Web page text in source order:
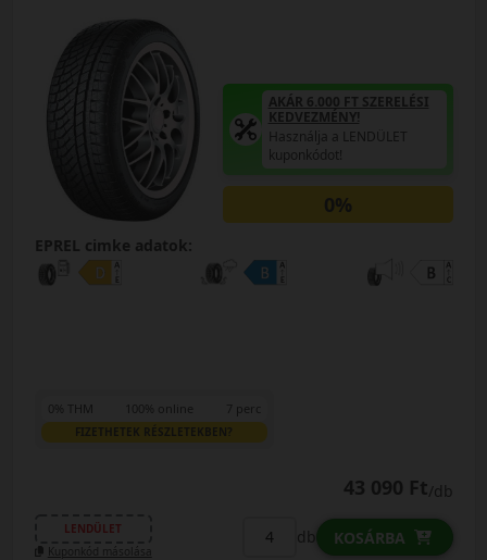
AKÁR 6.000 FT SZERELÉSI
KEDVEZMÉNY!
Használja a LENDÜLET
kuponkódot!
0%
EPREL cimke adatok:
0% THM 100% online 7 perc
FIZETHETEK RÉSZLETEKBEN?
43 090 Ft/db
LENDÜLET
Kuponkód másolása
db KOSÁRBA